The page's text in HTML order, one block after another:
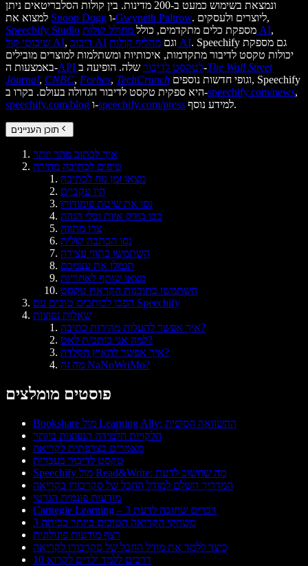
ונמצאת בשימוש כמעט ב-200 מדינות. בין קולות הסלבריטאים ניתן
Snoop Dogg ו-Gwyneth Paltrow
. ליוצרים ולעסקים,
Speechify Studio
מספקת כלים מתקדמים, כולל מחולל קולות AI,
שיבוטי קול AI, דיבוב AI וגם מחליף קולות AI. Speechify גם מספקת
יכולות טקסט לדיבור מתקדמות, איכותיות ומשתלמות למוצרים מובילים
באמצעות ה-
API לטקסט לדיבורשלה. הופיעה ב-The Wall Street
Journal, CNBC, Forbes, TechCrunch
היא ספקית טקסט לדיבור הגדולה בעולם. בקרו ב-speechify.com/news,
speechify.com/blog ו-speechify.com/press למידע נוסף.
תוכן העניינים
איך לכתוב מהר יותר
טיפים לכתיבה מהירה
מצאו זמן נוח לכתיבה
היו עקביים
נסו את שיטת פומודורו
כבו בודק איות וכלי הגהה
צרו מתווה
נסו הכתבה קולית
השתמשו בתווי עצירה
תגמלו את עצמכם
מצאו שותף לאחריות
השתמשו בתוכנות הקראת טקסט
הפכו לכותבים טובים עם Speechify
שאלות נפוצות
איך אפשר להעלות מהירות כתיבה?
למה אני כותב/ת לאט?
איך אפשר להאיץ הקלדה?
מה זה NaNoWriMo?
פוסטים מומלצים
Bookshare מול Learning Ally: ההשוואה הסופית
הלקויות הלמידה הנפוצות ביותר
מאמרים בצרפתית לקריאה
טקסט לדיבור בעברית
Speechify מול Read&Write: מה שחשוב לדעת
המדריך השלם למודל החבל של סקרבורו בקריאה
מודעות פונמית הגרטי
Carnegie Learning – 3 דברים שחובה לדעת
3 משחקי הקריאה הטובים ביותר בכיתה
רצף מודעות פונולוגית
כיצד ללמד את מודל החבל של סקרבורו לקריאה
10 דרכים ללמד ילדים לקרוא